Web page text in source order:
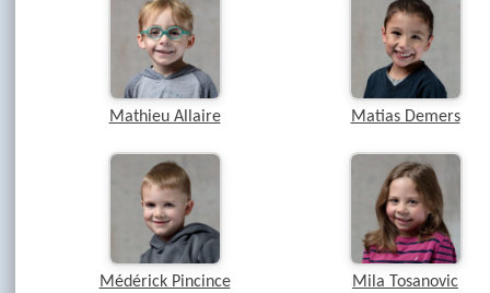
Mathieu Allaire Matias Demers
Médérick Pincince Mila Tosanovic